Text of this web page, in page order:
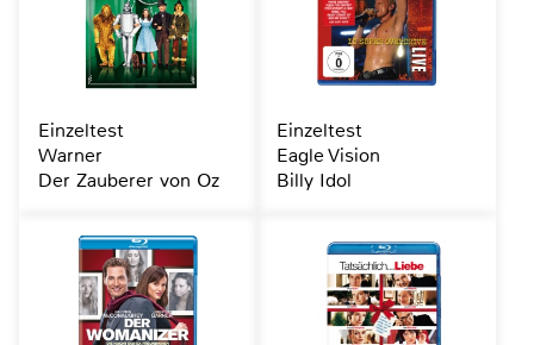
Einzeltest
Warner
Der Zauberer von Oz
Einzeltest
Eagle Vision
Billy Idol